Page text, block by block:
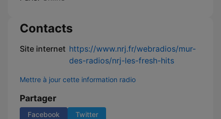
Contacts
Site internet https://www.nrj.fr/webradios/mur-
des-radios/nrj-les-fresh-hits
Mettre à jour cette information radio
Partager
Facebook Twitter